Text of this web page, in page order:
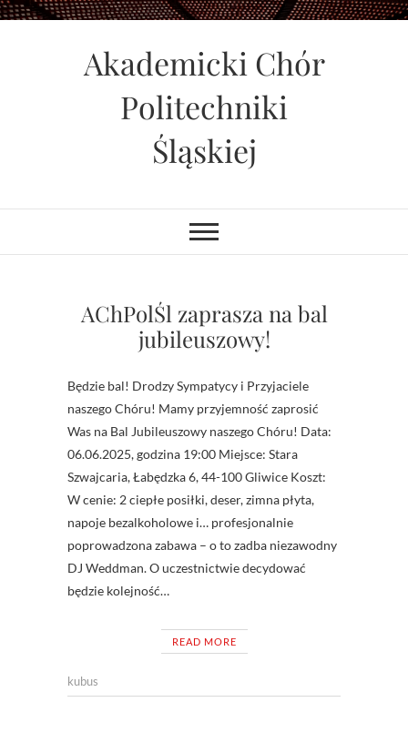
Skip
Akademicki Chór
Politechniki
Śląskiej
AChPolŚl zaprasza na bal
jubileuszowy!
Będzie bal! Drodzy Sympatycy i Przyjaciele
naszego Chóru! Mamy przyjemność zaprosić
Was na Bal Jubileuszowy naszego Chóru! Data:
06.06.2025, godzina 19:00 Miejsce: Stara
Szwajcaria, Łabędzka 6, 44-100 Gliwice Koszt:
W cenie: 2 ciepłe posiłki, deser, zimna płyta,
napoje bezalkoholowe i… profesjonalnie
poprowadzona zabawa – o to zadba niezawodny
DJ Weddman. O uczestnictwie decydować
będzie kolejność…
READ MORE
kubus